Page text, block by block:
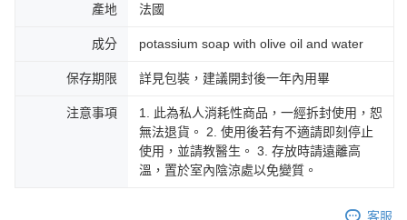
產地 法國
成分 potassium soap with olive oil and water
保存期限 詳見包裝，建議開封後一年內用畢
注意事項
1. 此為私人消耗性商品，一經拆封使用，恕
無法退貨。 2. 使用後若有不適請即刻停止
使用，並請教醫生。 3. 存放時請遠離高
溫，置於室內陰涼處以免變質。
客服